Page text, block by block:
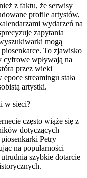
z faktu, że serwisy
profile artystów,
wydarzeń na
zapytania
mogą
To zjawisko
cyfrowe wpływają na
przez wieki
streamingu stała
artystki.
w sieci?
często wiąże się z
dotyczących
Petry
na popularności
utrudnia szybkie dotarcie